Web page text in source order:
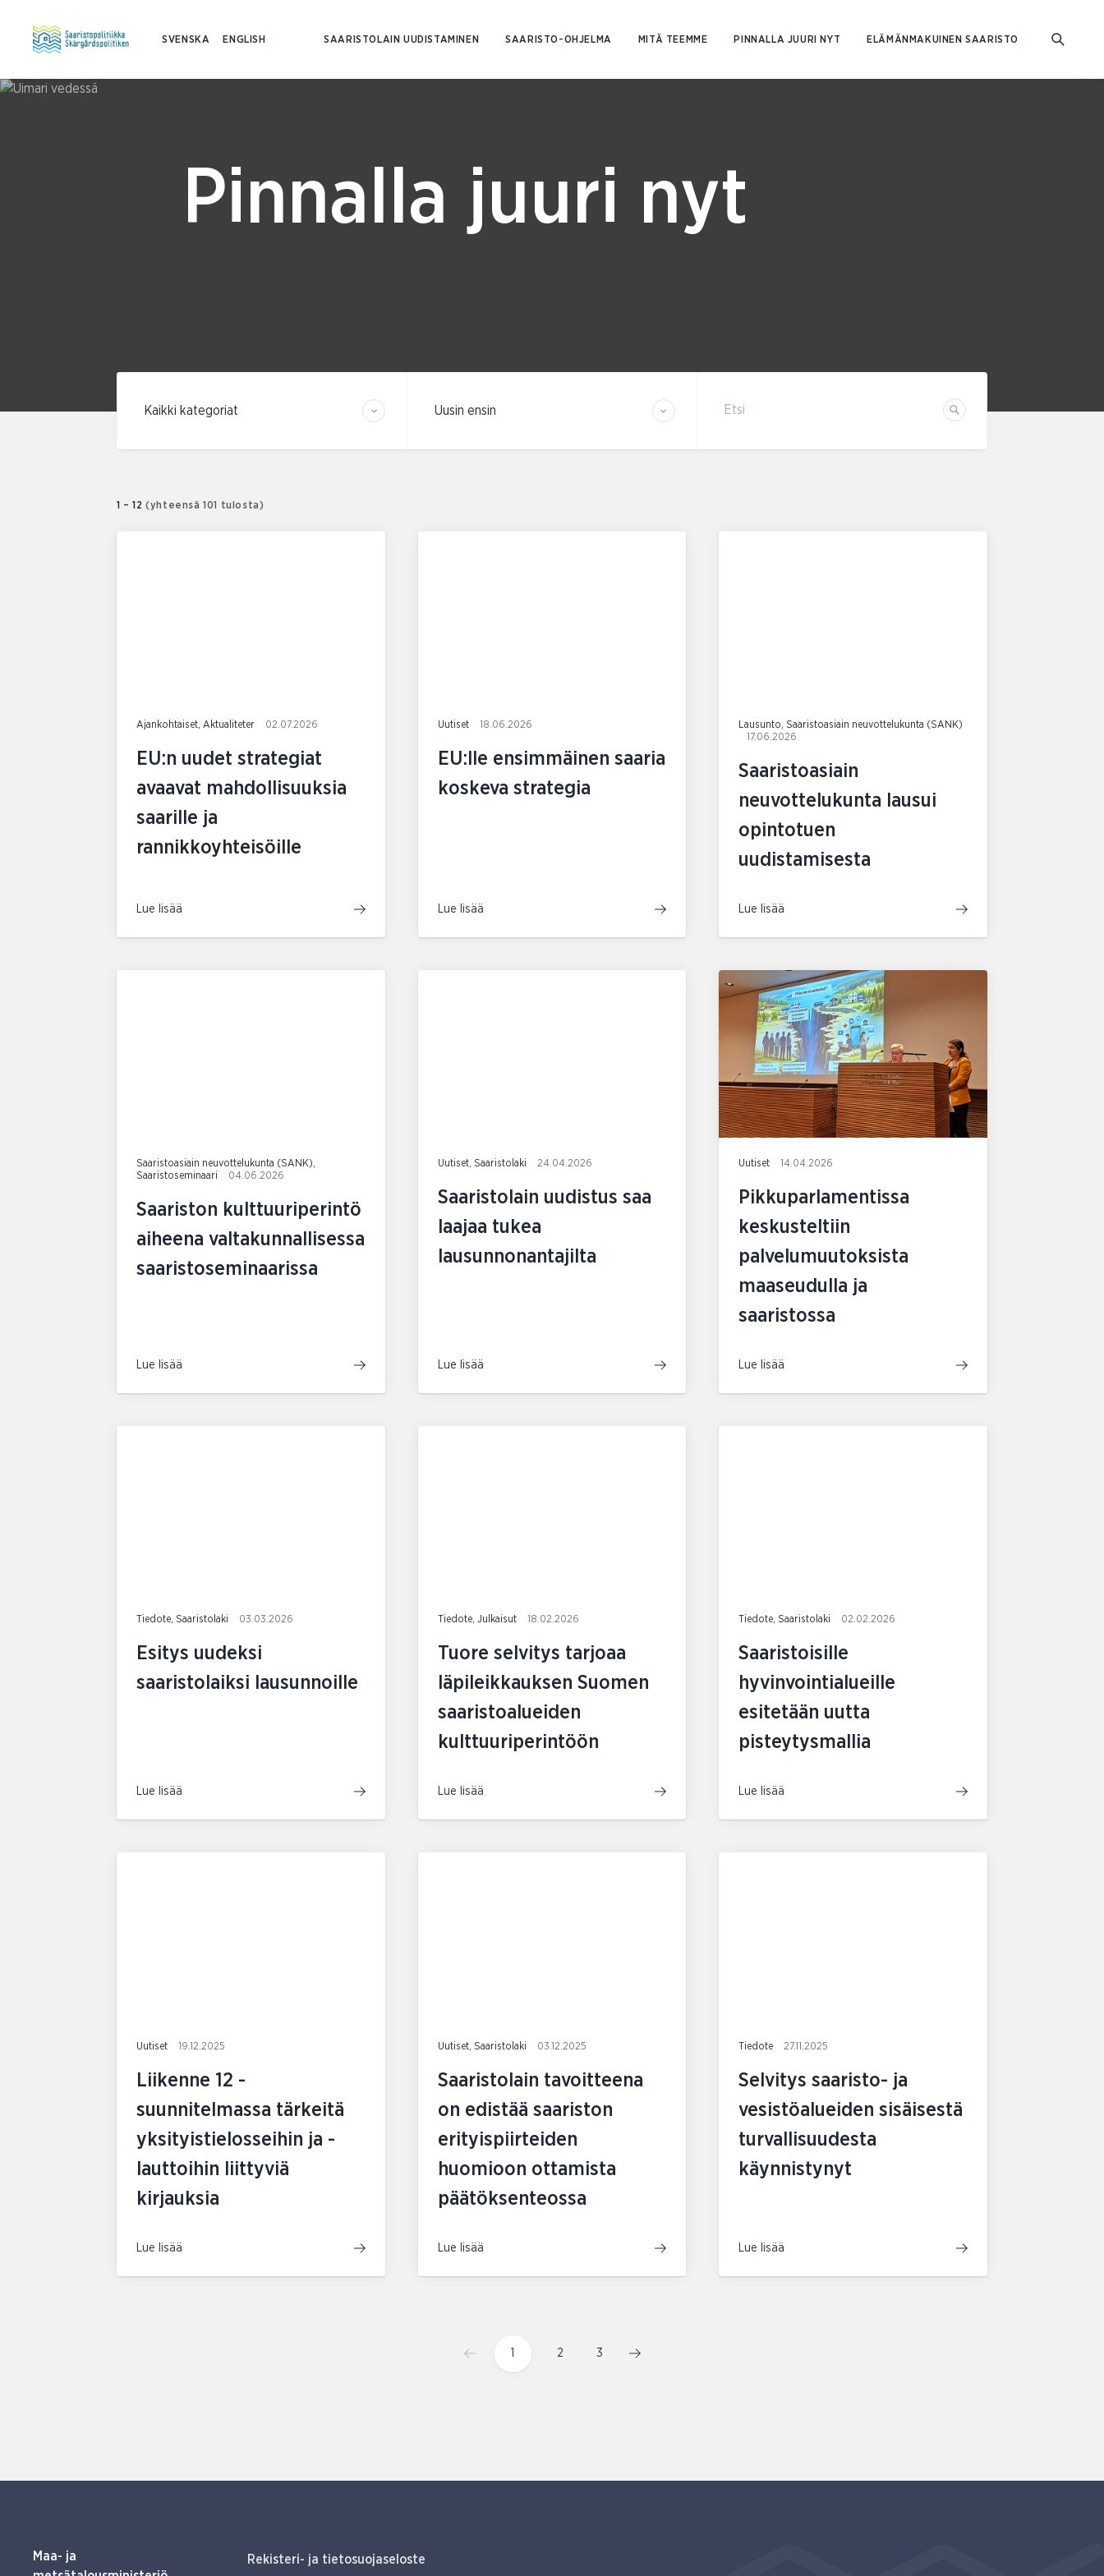
SVENSKA ENGLISH SAARISTOLAIN UUDISTAMINEN SAARISTO-OHJELMA MITÄ TEEMME PINNALLA JUURI NYT ELÄMÄNMAKUINEN SAARISTO
Pinnalla juuri nyt
Etsi
1 – 12 (yhteensä 101 tulosta)
Ajankohtaiset, Aktualiteter 02.07.2026
EU:n uudet strategiat
avaavat mahdollisuuksia
saarille ja
rannikkoyhteisöille
Lue lisää
Uutiset 18.06.2026
EU:lle ensimmäinen saaria
koskeva strategia
Lue lisää
Lausunto, Saaristoasiain neuvottelukunta (SANK)
17.06.2026
Saaristoasiain
neuvottelukunta lausui
opintotuen
uudistamisesta
Lue lisää
Saaristoasiain neuvottelukunta (SANK),
Saaristoseminaari
04.06.2026
Saariston kulttuuriperintö
aiheena valtakunnallisessa
saaristoseminaarissa
Lue lisää
Uutiset, Saaristolaki 24.04.2026
Saaristolain uudistus saa
laajaa tukea
lausunnonantajilta
Lue lisää
Uutiset 14.04.2026
Pikkuparlamentissa
keskusteltiin
palvelumuutoksista
maaseudulla ja
saaristossa
Lue lisää
Tiedote, Saaristolaki 03.03.2026
Esitys uudeksi
saaristolaiksi lausunnoille
Lue lisää
Tiedote, Julkaisut 18.02.2026
Tuore selvitys tarjoaa
läpileikkauksen Suomen
saaristoalueiden
kulttuuriperintöön
Lue lisää
Tiedote, Saaristolaki 02.02.2026
Saaristoisille
hyvinvointialueille
esitetään uutta
pisteytysmallia
Lue lisää
Uutiset 19.12.2025
Liikenne 12 -
suunnitelmassa tärkeitä
yksityistielosseihin ja -
lauttoihin liittyviä
kirjauksia
Lue lisää
Uutiset, Saaristolaki 03.12.2025
Saaristolain tavoitteena
on edistää saariston
erityispiirteiden
huomioon ottamista
päätöksenteossa
Lue lisää
Tiedote 27.11.2025
Selvitys saaristo- ja
vesistöalueiden sisäisestä
turvallisuudesta
käynnistynyt
Lue lisää
2 3
Maa- ja
Rekisteri- ja tietosuojaseloste